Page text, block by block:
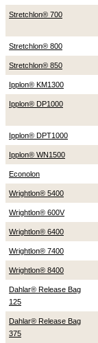
Stretchlon® 700
Stretchlon® 800
Stretchlon® 850
Ipplon® KM1300
Ipplon® DP1000
Ipplon® DPT1000
Ipplon® WN1500
Econolon
Wrightlon® 5400
Wrightlon® 600V
Wrightlon® 6400
Wrightlon® 7400
Wrightlon® 8400
Dahlar® Release Bag
125
Dahlar® Release Bag
375